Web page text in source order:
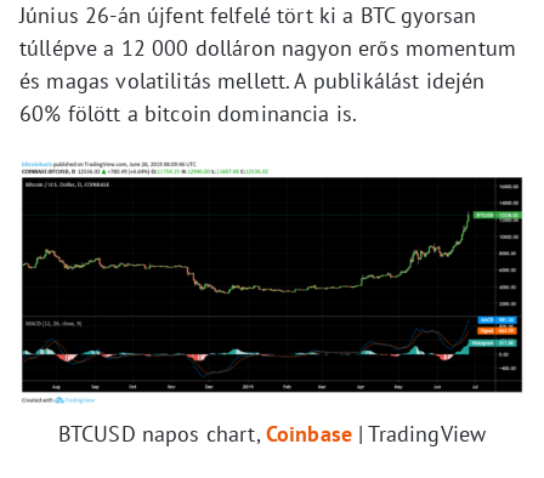
Június 26-án újfent felfelé tört ki a BTC gyorsan
túllépve a 12 000 dolláron nagyon erős momentum
és magas volatilitás mellett. A publikálást idején
60% fölött a bitcoin dominancia is.
BTCUSD napos chart, Coinbase | TradingView